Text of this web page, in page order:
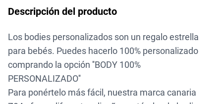
Descripción del producto
Los bodies personalizados son un regalo estrella
para bebés. Puedes hacerlo 100% personalizado
comprando la opción ''BODY 100%
PERSONALIZADO''
Para ponértelo más fácil, nuestra marca canaria